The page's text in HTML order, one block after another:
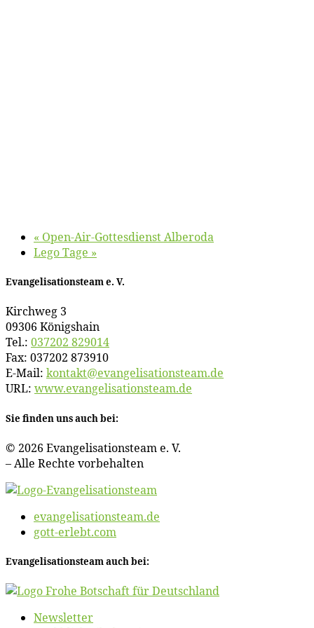
« Open-Air-Got­tes­dienst Alberoda
Le­go Tage »
Evan­ge­li­sa­ti­ons­team e. V.
Kirch­weg 3
09306 Königshain
Tel.: 037202 829014
Fax: 037202 873910
E‑Mail: kontakt@​evangelisationsteam.​de
URL: www​.evan​ge​li​sa​ti​ons​team​.de
Sie fin­den uns auch bei:
© 2026 Evan­ge­li­sa­ti­ons­team e. V.
– Al­le Rech­te vorbehalten
evangelisationsteam.de
gott-erlebt.com
Evan­ge­li­sa­ti­ons­team auch bei:
News­let­ter